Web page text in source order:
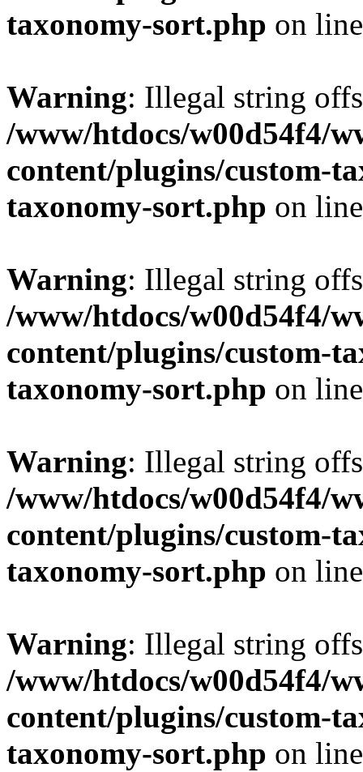
taxonomy-sort.php on
Warning: Illegal string
/www/htdocs/w00d54f4/
content/plugins/custom-
taxonomy-sort.php on
Warning: Illegal string
/www/htdocs/w00d54f4/
content/plugins/custom-
taxonomy-sort.php on
Warning: Illegal string
/www/htdocs/w00d54f4/
content/plugins/custom-
taxonomy-sort.php on
Warning: Illegal string
/www/htdocs/w00d54f4/
content/plugins/custom-
taxonomy-sort.php on